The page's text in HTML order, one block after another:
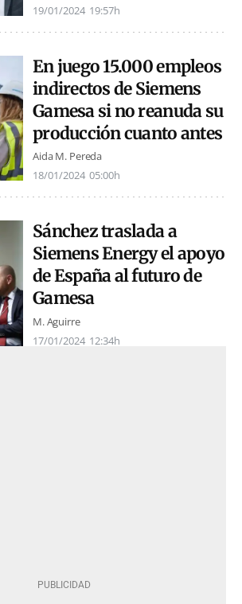
19/01/2024 19:57h
En juego 15.000 empleos
indirectos de Siemens
Gamesa si no reanuda su
producción cuanto antes
Aida M. Pereda
18/01/2024 05:00h
Sánchez traslada a
Siemens Energy el apoyo
de España al futuro de
Gamesa
M. Aguirre
17/01/2024 12:34h